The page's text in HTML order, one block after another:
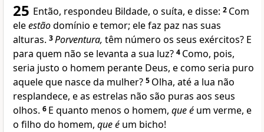
25 Então, respondeu Bildade, o suíta, e disse: 2 Com
eleestãodomínio e temor; ele faz paz nas suas
alturas. 3Porventura, têm número os seus exércitos? E
para quem não se levanta a sua luz? 4 Como, pois,
seria justo o homem perante Deus, e como seria puro
aquele que nasce da mulher? 5 Olha, até a lua não
resplandece, e as estrelas não são puras aos seus
olhos. 6 E quanto menos o homem, que é um verme, e
o filho do homem, que é um bicho!